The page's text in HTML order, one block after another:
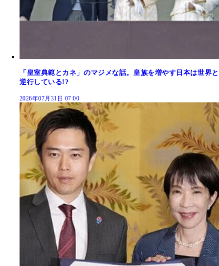
「皇室典範とカネ」のマジメな話。皇族を増やす日本は世界と
逆行している!?
2026年07月31日 07:00